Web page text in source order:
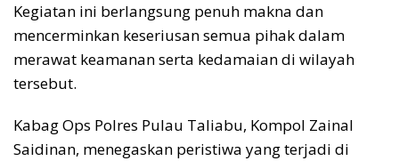
Kegiatan ini berlangsung penuh makna dan
mencerminkan keseriusan semua pihak dalam
merawat keamanan serta kedamaian di wilayah
tersebut.
Kabag Ops Polres Pulau Taliabu, Kompol Zainal
Saidinan, menegaskan peristiwa yang terjadi di